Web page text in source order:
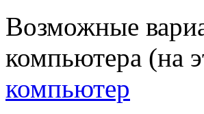
Возможные
компьютера (на
компьютер